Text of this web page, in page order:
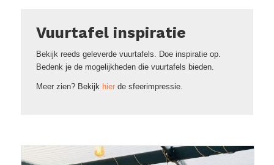
Vuurtafel inspiratie
Bekijk reeds geleverde vuurtafels. Doe inspiratie op.
Bedenk je de mogelijkheden die vuurtafels bieden.
Meer zien? Bekijk hierde sfeerimpressie.